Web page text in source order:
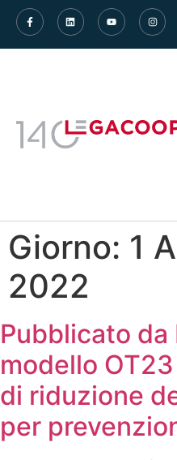
Giorno: 1
2022
Pubblicato da
modello
di riduzione
per